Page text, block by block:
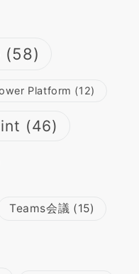
(58)
Platform (12)
(46)
Teams会議 (15)